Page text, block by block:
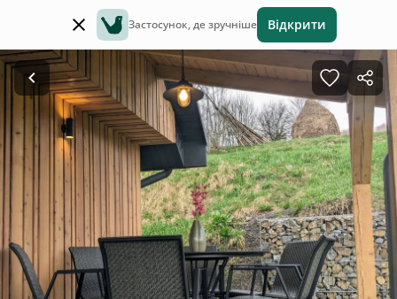
Застосунок, де зручніше Відкрити